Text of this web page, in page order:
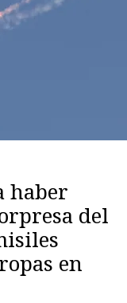
haber
del
en